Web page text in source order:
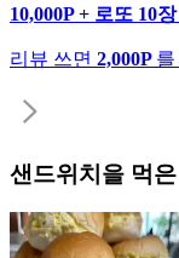
10,000P + 로또 10장
리뷰 쓰면 2,000P
샌드위치 을 먹